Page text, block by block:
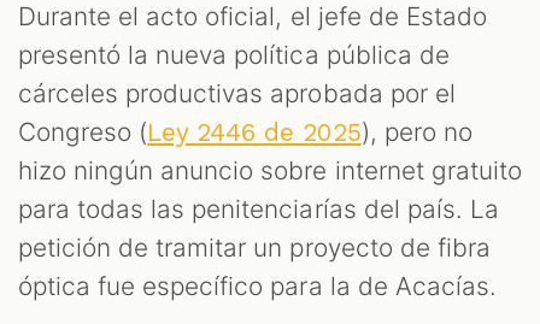
Durante el acto oficial, el jefe de Estado
presentó la nueva política pública de
cárceles productivas aprobada por el
Congreso (Ley 2446 de 2025), pero no
hizo ningún anuncio sobre internet gratuito
para todas las penitenciarías del país. La
petición de tramitar un proyecto de fibra
óptica fue específico para la de Acacías.